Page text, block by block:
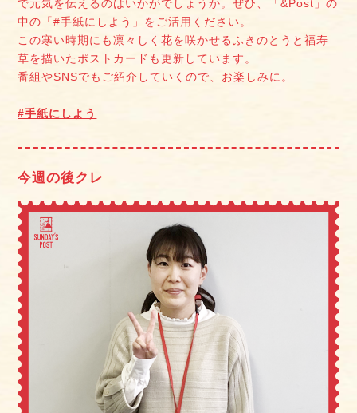
で元気を伝えるのはいかがでしょうか。ぜひ、「&Post」の
中の「#手紙にしよう」をご活用ください。
この寒い時期にも凛々しく花を咲かせるふきのとうと福寿
草を描いたポストカードも更新しています。
番組やSNSでもご紹介していくので、お楽しみに。
#手紙にしよう
今週の後クレ